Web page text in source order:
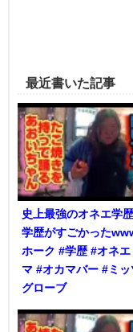
最近書いた記事
史上最強のオネエ学
学歴がすごかった
ホーク #学歴 #オネエ
マ #オカマバー #ミッ
グローブ